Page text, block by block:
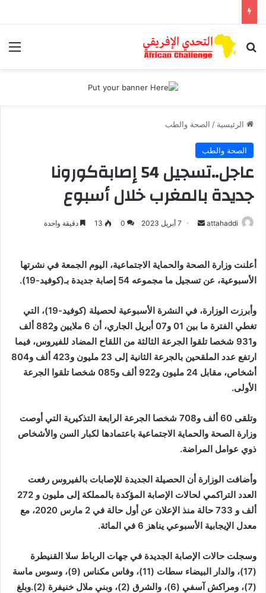
بحث عن
الرئيسية / الصحة والطب
الصحة والطب
عاجل..تسجيل 54 إصابةكورونا
جديدة بالمغرب خلال أسبوع
attahaddi
أرسل 7 أبريل 2023 0
13 دقيقة واحدة
أعلنت وزارة الصحة والحماية الاجتماعية، اليوم الجمعة في نشرتها
الأسبوعية، عن تسجيل ما مجموعه 54 إصابة جديدة بـ(كوفيد-19).
وأبرزت الوزارة، في النشرة الأسبوعية لحصيلة (كوفيد-19)، التي
تغطي الفترة ما بين 01 و07 أبريل الجاري، أن 6 ملايين و882 ألف
و931 شخصا تلقوا الجرعة الثالثة من اللقاح المضاد للفيروس، فيما
ارتفع عدد الملقحين بالجرعة الثانية إلى 23 مليون و423 ألف و804
أشخاص، مقابل 24 مليون و922 ألف و085 شخصا تلقوا الجرعة
الأولى.
وتلقى 60 ألف و708 شخصا الجرعة الرابعة التذكيرية التي أوصت
وزارة الصحة والحماية الاجتماعية باعتمادها لكبار السن والأشخاص
ذوي عوامل المراضة.
وأضافت الوزارة أن الحصيلة الجديدة للإصابات بالفيروس رفعت
العدد التراكمي لحالات الإصابة المؤكدة بالمملكة إلى مليون و 272
ألف و 733 حالة منذ الإعلان عن أول حالة في 2 مارس 2020، مع
معدل الإيجابية الأسبوعي يناهز 6 في المائة.
وسجلت حالات الإصابة الجديدة في جهات الرباط سلا القنيطرة
(17)، والدار البيضاء سطات (11)، وفاس مكناس (9)، وسوس ماسة
(7)، ومراكش آسفي (6)، والشرق (2)، وبني ملال خنيفرة (2).وبلغ